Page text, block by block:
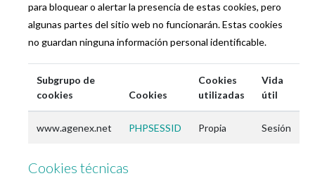
para bloquear o alertar la presencia de estas cookies, pero
algunas partes del sitio web no funcionarán. Estas cookies
no guardan ninguna información personal identificable.
Subgrupo de
cookies
Cookies
Cookies
utilizadas
Vida
útil
www.agenex.net PHPSESSID Propia Sesión
Cookies técnicas